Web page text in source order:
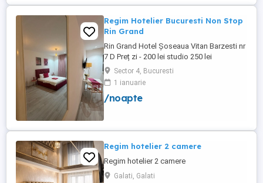
Residence; *Zona Palas Mall - ...
Regim Hotelier Bucuresti Non Stop
Rin Grand
Rin Grand Hotel Șoseaua Vitan Barzesti nr
7 D Preț zi - 200 lei studio 250 lei
apartament
Sector 4, Bucuresti
1 ianuarie
/noapte
Regim hotelier 2 camere
Regim hotelier 2 camere
Galati, Galati